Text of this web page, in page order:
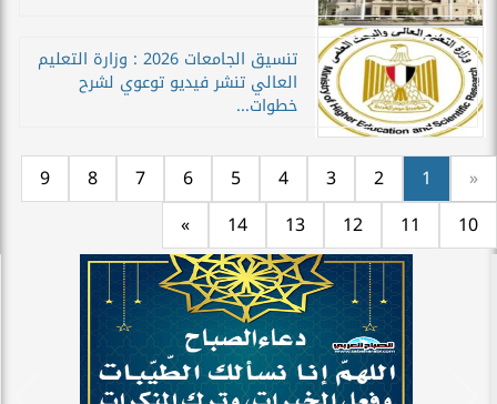
تنسيق الجامعات 2026 : وزارة التعليم
العالي تنشر فيديو توعوي لشرح
خطوات...
«
1
2
3
4
5
6
7
8
9
10
11
12
13
14
»